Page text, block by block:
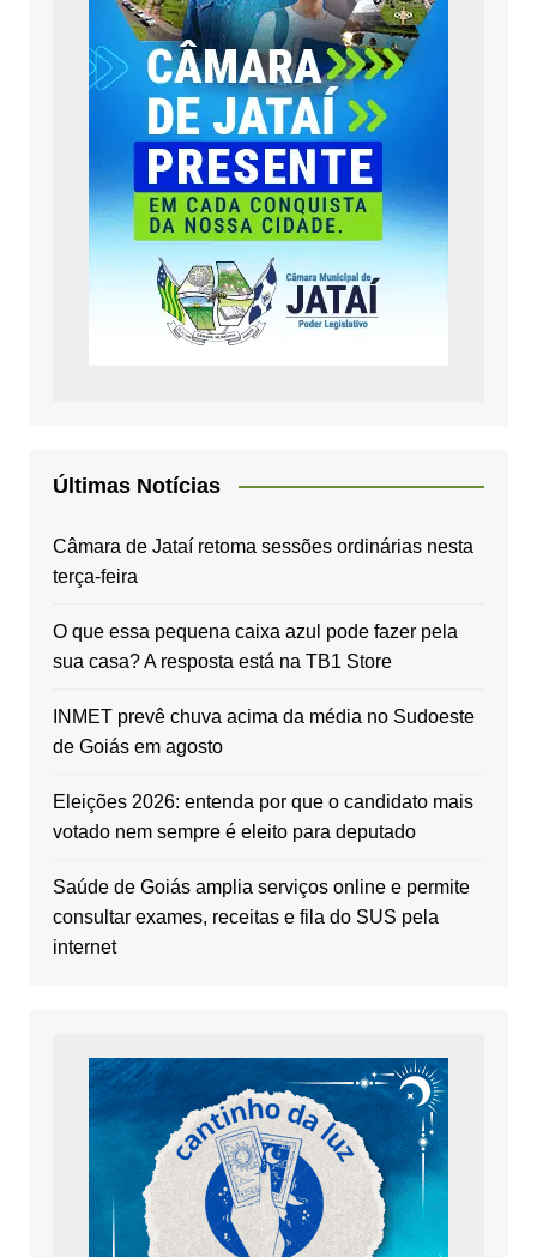
Últimas Notícias
Câmara de Jataí retoma sessões ordinárias nesta
terça-feira
O que essa pequena caixa azul pode fazer pela
sua casa? A resposta está na TB1 Store
INMET prevê chuva acima da média no Sudoeste
de Goiás em agosto
Eleições 2026: entenda por que o candidato mais
votado nem sempre é eleito para deputado
Saúde de Goiás amplia serviços online e permite
consultar exames, receitas e fila do SUS pela
internet